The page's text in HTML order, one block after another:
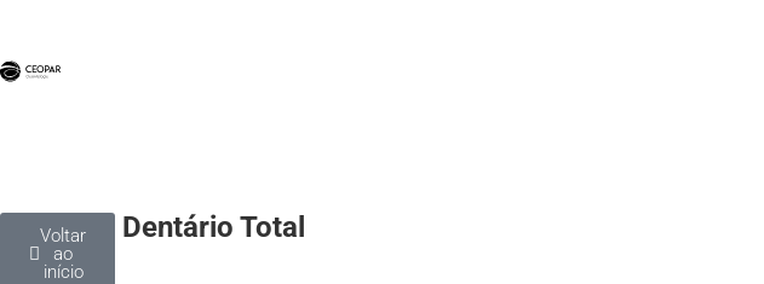
Voltar
ao
início
Implante Dentário Total